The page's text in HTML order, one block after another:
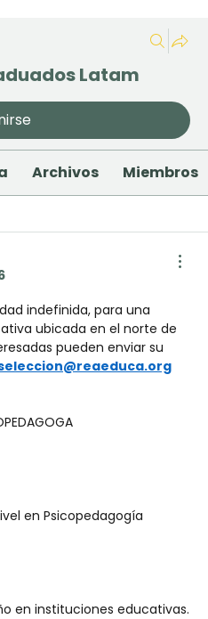
Latam
Archivos Miembros
indefinida, para una
ubicada en el norte de
pueden enviar su
en Psicopedagogía
en instituciones educativas.